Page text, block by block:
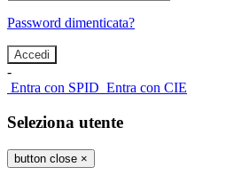
Password dimenticata?
-
Entra con SPID Entra con CIE
Seleziona utente
button close ×